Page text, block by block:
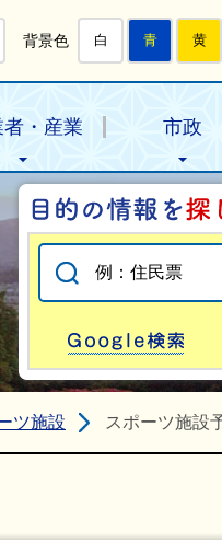
背景色 白 青 黄
・産業 市政
ツ施設 スポーツ施設